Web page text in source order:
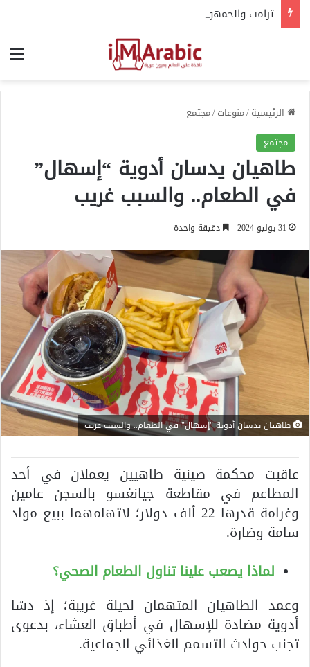
الرئيسية/منوعات/مجتمع
مجتمع
طاهيان يدسان أدوية “إسهال”
في الطعام.. والسبب غريب
31 يوليو 2024 دقيقة واحدة
طاهيان يدسان أدوية "إسهال" في الطعام.. والسبب غريب
عاقبت محكمة صينية طاهيين يعملان في أحد
المطاعم في مقاطعة جيانغسو بالسجن عامين
وغرامة قدرها 22 ألف دولار؛ لاتهامهما ببيع مواد
سامة وضارة.
لماذا يصعب علينا تناول الطعام الصحي؟
وعمد الطاهيان المتهمان لحيلة غريبة؛ إذ دسّا
أدوية مضادة للإسهال في أطباق العشاء، بدعوى
تجنب حوادث التسمم الغذائي الجماعية.